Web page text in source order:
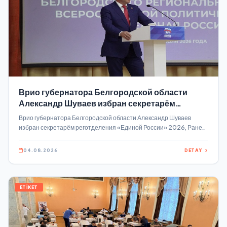
Врио губернатора Белгородской области
Александр Шуваев избран секретарём
реготделения «Единой России»
Врио губернатора Белгородской области Александр Шуваев
избран секретарём реготделения «Единой России» 2026, Ранее
Медведев За Александра Шуваева единогласно проголосовали
«Единой России».
04.08.2026 DETAY
ETİKET